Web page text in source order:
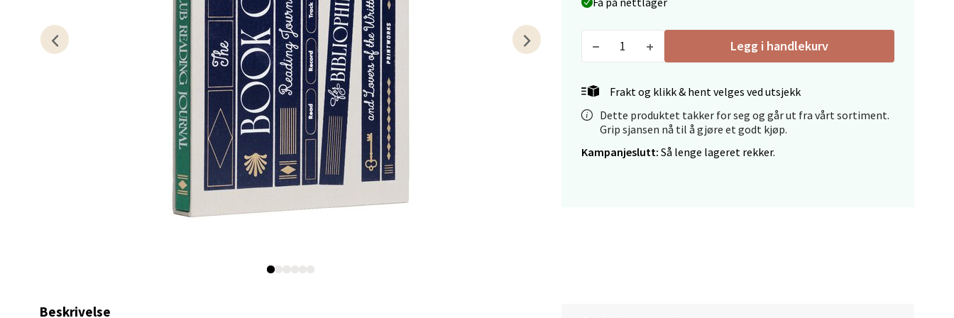
Legg i handlekurv
Frakt og klikk & hent velges ved utsjekk
Dette produktet takker for seg og går ut fra vårt sortiment.
Grip sjansen nå til å gjøre et godt kjøp.
Kampanjeslutt: Så lenge lageret rekker.
Beskrivelse
Kristiansand - Markens
Lillemarkens markensgate 25B, 4611 Kristiansand
Åpent i dag 09-18
0 i butikk
Velg
Oslo - Linderud
Erich Mogensøns vei 38, 0594 Oslo
Åpent i dag 10-21